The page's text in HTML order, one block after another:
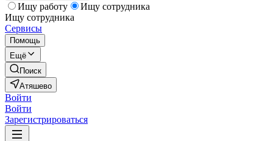
Ищу работу
Ищу сотрудника
Ищу сотрудника
Сервисы
Помощь
Ещё
Поиск
Атяшево
Войти
Войти
Зарегистрироваться